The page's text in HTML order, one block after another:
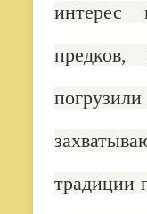
интерес
предков,
традиции